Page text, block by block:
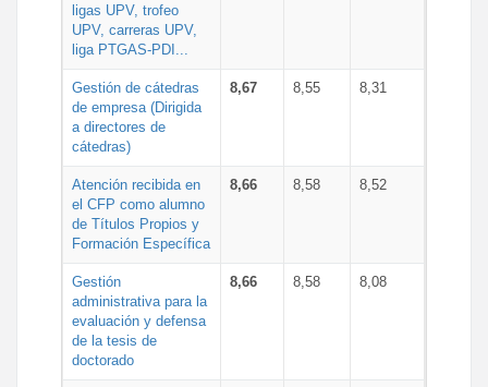
ligas UPV, trofeo
UPV, carreras UPV,
liga PTGAS-PDI...
Gestión de cátedras
de empresa (Dirigida
a directores de
cátedras)
8,67 8,55 8,31
Atención recibida en
el CFP como alumno
de Títulos Propios y
Formación Específica
8,66 8,58 8,52
Gestión
administrativa para la
evaluación y defensa
de la tesis de
doctorado
8,66 8,58 8,08